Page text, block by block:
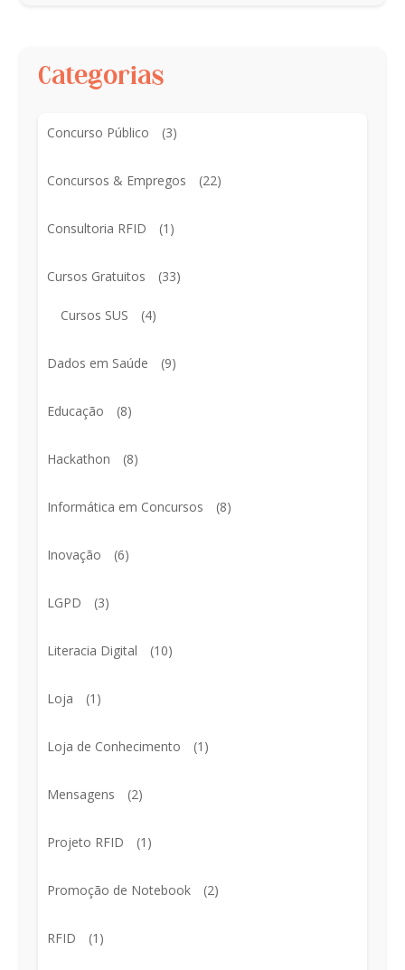
Categorias
Concurso Público (3)
Concursos & Empregos (22)
Consultoria RFID (1)
Cursos Gratuitos (33)
Cursos SUS (4)
Dados em Saúde (9)
Educação (8)
Hackathon (8)
Informática em Concursos (8)
Inovação (6)
LGPD (3)
Literacia Digital (10)
Loja (1)
Loja de Conhecimento (1)
Mensagens (2)
Projeto RFID (1)
Promoção de Notebook (2)
RFID (1)